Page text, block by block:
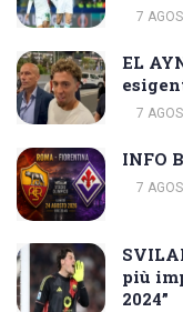
7
EL
7
INFO
7
più
2024”